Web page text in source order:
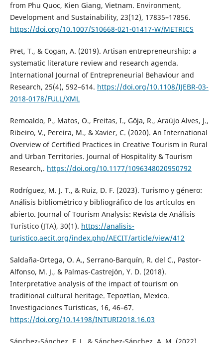
from Phu Quoc, Kien Giang, Vietnam. Environment,
Development and Sustainability, 23(12), 17835–17856.
https://doi.org/10.1007/S10668-021-01417-W/METRICS
Pret, T., & Cogan, A. (2019). Artisan entrepreneurship: a
systematic literature review and research agenda.
International Journal of Entrepreneurial Behaviour and
Research, 25(4), 592–614. https://doi.org/10.1108/IJEBR-03-
2018-0178/FULL/XML
Remoaldo, P., Matos, O., Freitas, I., Gôja, R., Araújo Alves, J.,
Ribeiro, V., Pereira, M., & Xavier, C. (2020). An International
Overview of Certified Practices in Creative Tourism in Rural
and Urban Territories. Journal of Hospitality & Tourism
Research,. https://doi.org/10.1177/1096348020950792
Rodríguez, M. J. T., & Ruiz, D. F. (2023). Turismo y género:
Análisis bibliométrico y bibliográfico de los artículos en
abierto. Journal of Tourism Analysis: Revista de Análisis
Turístico (JTA), 30(1). https://analisis-
turistico.aecit.org/index.php/AECIT/article/view/412
Saldaña-Ortega, O. A., Serrano-Barquín, R. del C., Pastor-
Alfonso, M. J., & Palmas-Castrejón, Y. D. (2018).
Interpretative analysis of the impact of tourism on
traditional cultural heritage. Tepoztlan, Mexico.
Investigaciones Turisticas, 16, 46–67.
https://doi.org/10.14198/INTURI2018.16.03